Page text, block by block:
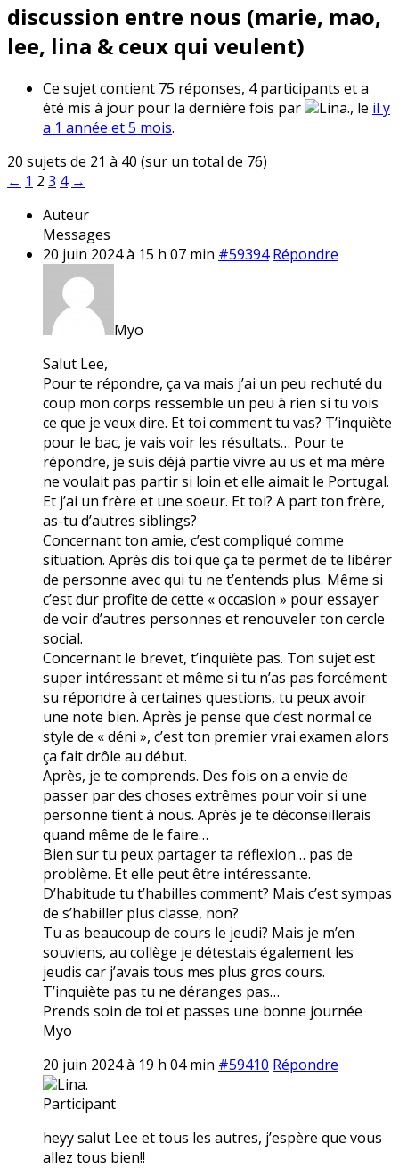
discussion entre nous (marie, mao,
lee, lina & ceux qui veulent)
Ce sujet contient 75 réponses, 4 participants et a
été mis à jour pour la dernière fois par
Lina., le il y
a 1 année et 5 mois.
20 sujets de 21 à 40 (sur un total de 76)
← 1 2 3 4 →
Auteur
Messages
20 juin 2024 à 15 h 07 min #59394 Répondre
Myo
Salut Lee,
Pour te répondre, ça va mais j’ai un peu rechuté du
coup mon corps ressemble un peu à rien si tu vois
ce que je veux dire. Et toi comment tu vas? T’inquiète
pour le bac, je vais voir les résultats… Pour te
répondre, je suis déjà partie vivre au us et ma mère
ne voulait pas partir si loin et elle aimait le Portugal.
Et j’ai un frère et une soeur. Et toi? A part ton frère,
as-tu d’autres siblings?
Concernant ton amie, c’est compliqué comme
situation. Après dis toi que ça te permet de te libérer
de personne avec qui tu ne t’entends plus. Même si
c’est dur profite de cette « occasion » pour essayer
de voir d’autres personnes et renouveler ton cercle
social.
Concernant le brevet, t’inquiète pas. Ton sujet est
super intéressant et même si tu n’as pas forcément
su répondre à certaines questions, tu peux avoir
une note bien. Après je pense que c’est normal ce
style de « déni », c’est ton premier vrai examen alors
ça fait drôle au début.
Après, je te comprends. Des fois on a envie de
passer par des choses extrêmes pour voir si une
personne tient à nous. Après je te déconseillerais
quand même de le faire…
Bien sur tu peux partager ta réflexion… pas de
problème. Et elle peut être intéressante.
D’habitude tu t’habilles comment? Mais c’est sympas
de s’habiller plus classe, non?
Tu as beaucoup de cours le jeudi? Mais je m’en
souviens, au collège je détestais également les
jeudis car j’avais tous mes plus gros cours.
T’inquiète pas tu ne déranges pas…
Prends soin de toi et passes une bonne journée
Myo
20 juin 2024 à 19 h 04 min #59410 Répondre
Lina.
Participant
heyy salut Lee et tous les autres, j’espère que vous
allez tous bien!!